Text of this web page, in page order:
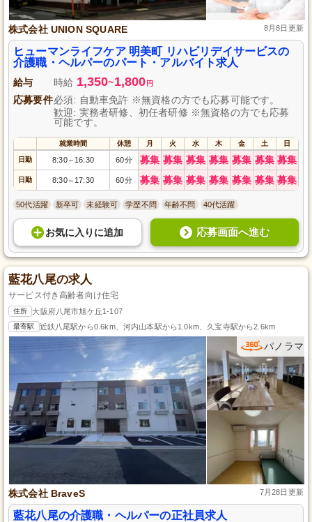
株式会社 UNION SQUARE 8月8日更新
ヒューマンライフケア 明美町 リハビリデイサービスの
介護職・ヘルパーのパート・アルバイト求人
給与 時給 1,350~1,800 円
応募要件必須: 自動車免許 ※無資格の方でも応募可能です。
歓迎: 実務者研修、初任者研修 ※無資格の方でも応募
可能です。
就業時間 休憩 月 火 水 木 金 土 日
日勤 8:30～ 16:30 60分 募集 募集 募集 募集 募集 募集 募集
日勤 8:30～ 17:30 60分 募集 募集 募集 募集 募集 募集 募集
50代活躍 新卒可 未経験可 学歴不問 年齢不問 40代活躍
お気に入り に追加 応募画面へ進む
藍花八尾の求人
サービス付き高齢者向け住宅
住所 大阪府八尾市旭ケ丘1-107
最寄駅 近鉄八尾駅から0.6km、河内山本駅から1.0km、久宝寺駅から2.6km
パノラマ
株式会社 BraveS 7月28日更新
藍花八尾の介護職・ヘルパーの正社員求人